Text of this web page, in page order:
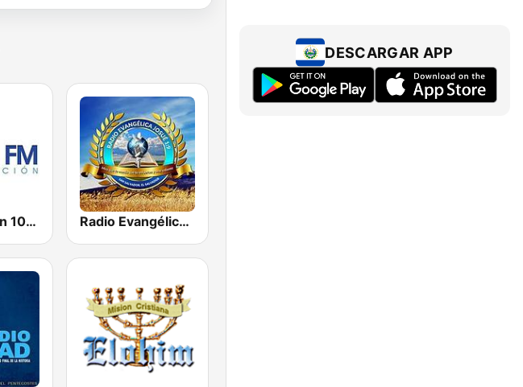
Restauración 100.5 FM Radio Evangélica Josué
DESCARGAR APP